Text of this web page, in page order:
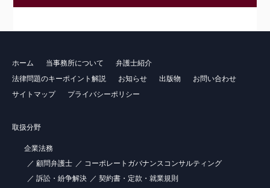
ホーム 当事務所について
弁護士紹介
法律問題のキーポイント解説
お知らせ 出版物
お問い合わせ
サイトマップ
プライバシーポリシー
取扱分野
企業法務
顧問弁護士
コーポレートガバナンスコンサルティング
訴訟・紛争解決
契約書・定款・就業規則